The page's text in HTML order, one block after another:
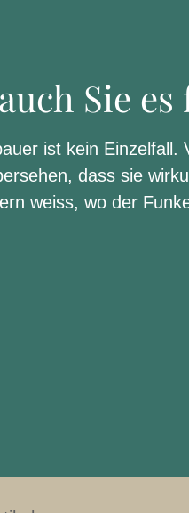
Sie
ist kein
dass sie
weiss, wo der